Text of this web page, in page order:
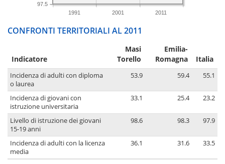
1991 2001 2011
97.5
CONFRONTI TERRITORIALI AL 2011
Indicatore
Masi
Torello
Emilia-
Romagna
Italia
Incidenza di adulti con diploma
o laurea
53.9 59.4 55.1
Incidenza di giovani con
istruzione universitaria
33.1 25.4 23.2
Livello di istruzione dei giovani
15-19 anni
98.6 98.3 97.9
Incidenza di adulti con la licenza
media
36.1 31.6 33.5